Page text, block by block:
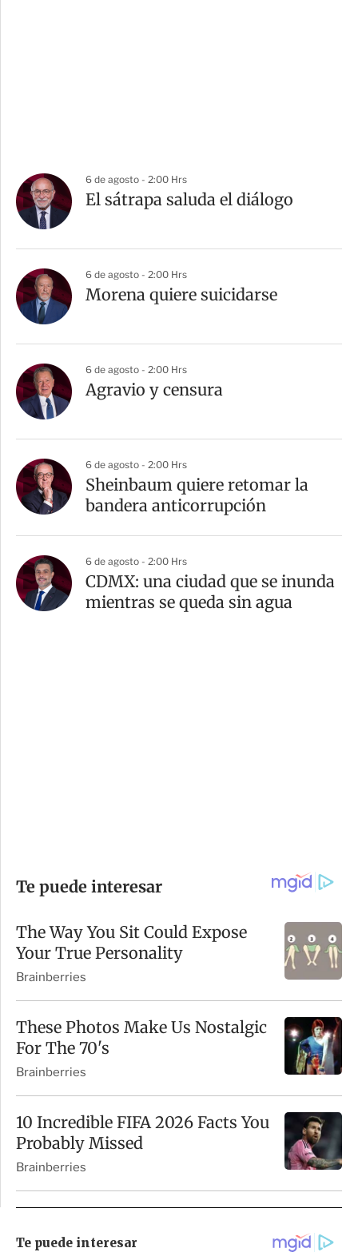
6 de agosto - 2:00 Hrs
El sátrapa saluda el diálogo
6 de agosto - 2:00 Hrs
Morena quiere suicidarse
6 de agosto - 2:00 Hrs
Agravio y censura
6 de agosto - 2:00 Hrs
Sheinbaum quiere retomar la
bandera anticorrupción
6 de agosto - 2:00 Hrs
CDMX: una ciudad que se inunda
mientras se queda sin agua